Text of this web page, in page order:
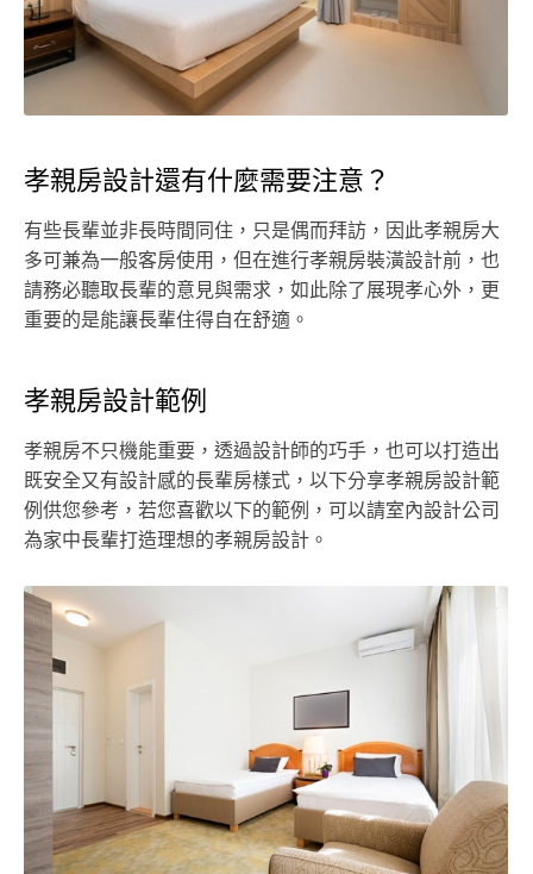
孝親房設計還有什麼需要注意？
有些長輩並非長時間同住，只是偶而拜訪，因此孝親房大
多可兼為一般客房使用，但在進行孝親房裝潢設計前，也
請務必聽取長輩的意見與需求，如此除了展現孝心外，更
重要的是能讓長輩住得自在舒適。
孝親房設計範例
孝親房不只機能重要，透過設計師的巧手，也可以打造出
既安全又有設計感的長輩房樣式，以下分享孝親房設計範
例供您參考，若您喜歡以下的範例，可以請室內設計公司
為家中長輩打造理想的孝親房設計。